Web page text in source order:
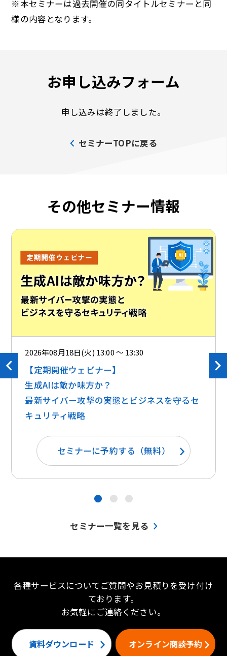
※本セミナーは過去開催の同タイトルセミナーと同
様の内容となります。
お申し込みフォーム
申し込みは終了しました。
セミナーTOPに戻る
その他セミナー情報
2026年08月18日(火) 13:00 ～ 13:30
【定期開催ウェビナー】
生成AIは敵か味方か？ ​​
最新サイバー攻撃の実態とビジネスを守るセ
キュリティ戦略
セミナーに予約する（無料）
● ● ●
セミナー一覧を見る
各種サービスについてご質問やお見積りを受け付け
ております。
お気軽にご連絡ください。
資料ダウンロード オンライン商談予約